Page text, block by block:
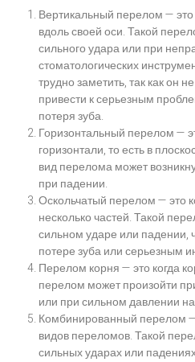
Вертикальный перелом —
вдоль своей оси. Такой
сильного удара или при
стоматологических
трудно заметить, так как он
привести к серьезным
потеря зуба.
Горизонтальный перелом —
горизонтали, то есть в
вид перелома может
при падении.
Оскольчатый перелом — это
несколько частей. Такой
сильном ударе или падении,
потере зуба или серьезным
Перелом корня — это когда
перелом может произойти
или при сильном давлении
Комбинированный перелом —
видов переломов. Такой
сильных ударах или